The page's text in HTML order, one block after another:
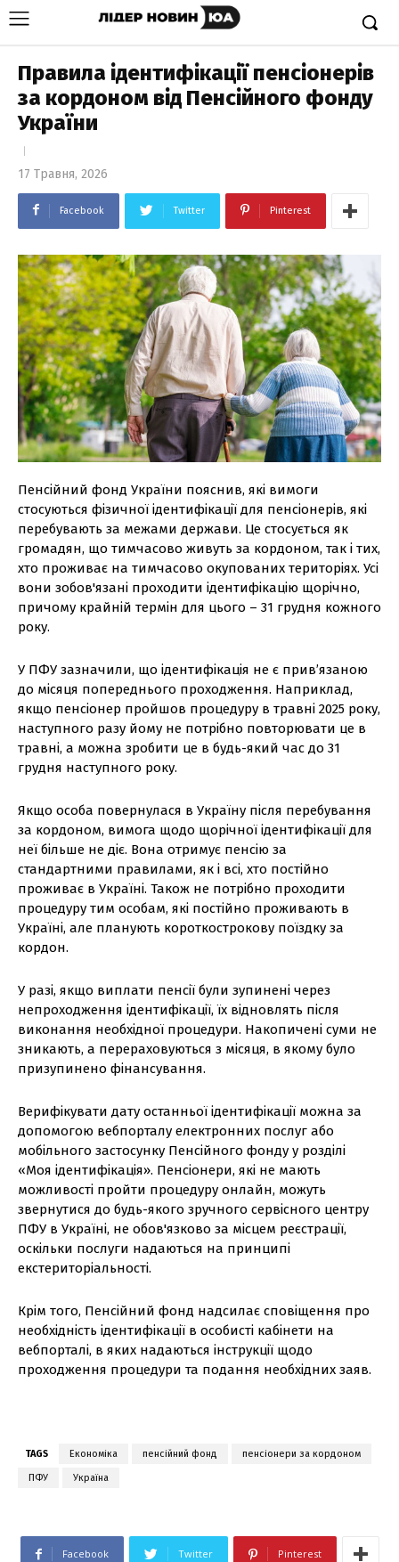
Правила ідентифікації пенсіонерів
за кордоном від Пенсійного фонду
України
17 Травня, 2026
Facebook Twitter Pinterest
Пенсійний фонд України пояснив, які вимоги
стосуються фізичної ідентифікації для пенсіонерів, які
перебувають за межами держави. Це стосується як
громадян, що тимчасово живуть за кордоном, так і тих,
хто проживає на тимчасово окупованих територіях. Усі
вони зобов'язані проходити ідентифікацію щорічно,
причому крайній термін для цього – 31 грудня кожного
року.
У ПФУ зазначили, що ідентифікація не є прив’язаною
до місяця попереднього проходження. Наприклад,
якщо пенсіонер пройшов процедуру в травні 2025 року,
наступного разу йому не потрібно повторювати це в
травні, а можна зробити це в будь-який час до 31
грудня наступного року.
Якщо особа повернулася в Україну після перебування
за кордоном, вимога щодо щорічної ідентифікації для
неї більше не діє. Вона отримує пенсію за
стандартними правилами, як і всі, хто постійно
проживає в Україні. Також не потрібно проходити
процедуру тим особам, які постійно проживають в
Україні, але планують короткострокову поїздку за
кордон.
У разі, якщо виплати пенсії були зупинені через
непроходження ідентифікації, їх відновлять після
виконання необхідної процедури. Накопичені суми не
зникають, а перераховуються з місяця, в якому було
призупинено фінансування.
Верифікувати дату останньої ідентифікації можна за
допомогою вебпорталу електронних послуг або
мобільного застосунку Пенсійного фонду у розділі
«Моя ідентифікація». Пенсіонери, які не мають
можливості пройти процедуру онлайн, можуть
звернутися до будь-якого зручного сервісного центру
ПФУ в Україні, не обов'язково за місцем реєстрації,
оскільки послуги надаються на принципі
екстериторіальності.
Крім того, Пенсійний фонд надсилає сповіщення про
необхідність ідентифікації в особисті кабінети на
вебпорталі, в яких надаються інструкції щодо
проходження процедури та подання необхідних заяв.
TAGS Економіка пенсійний фонд пенсіонери за кордоном
ПФУ Україна
Facebook Twitter Pinterest